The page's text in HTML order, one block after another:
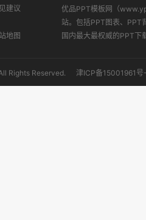
建议
地图
优品PPT模板网（
站。包括PPT图表、PPT
国内最大最权威的PPT下
Rights Reserved. 津ICP备15001961号